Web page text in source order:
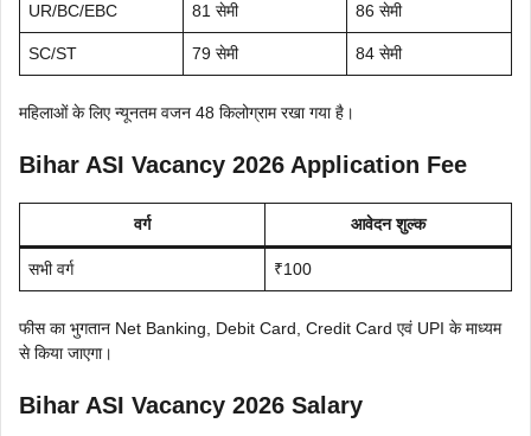
UR/BC/EBC 81 सेमी 86 सेमी
SC/ST 79 सेमी 84 सेमी
महिलाओं के लिए न्यूनतम वजन 48 किलोग्राम रखा गया है।
Bihar ASI Vacancy 2026 Application Fee
वर्ग आवेदन शुल्क
सभी वर्ग ₹100
फीस का भुगतान Net Banking, Debit Card, Credit Card एवं UPI के माध्यम
से किया जाएगा।
Bihar ASI Vacancy 2026 Salary